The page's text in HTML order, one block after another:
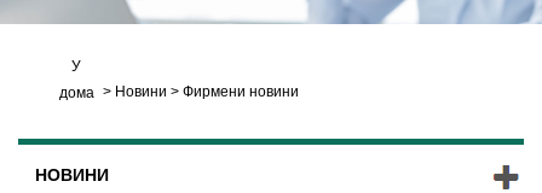
У
дома > Новини > Фирмени новини
НОВИНИ